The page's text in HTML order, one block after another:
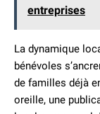
entreprises
La dynamique
bénévoles
de familles déjà
oreille, une